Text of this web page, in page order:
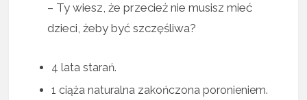
– Ty wiesz, że przecież nie musisz mieć
dzieci, żeby być szczęśliwa?
4 lata starań.
1 ciąża naturalna zakończona poronieniem.